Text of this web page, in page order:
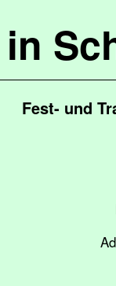
Fest- und